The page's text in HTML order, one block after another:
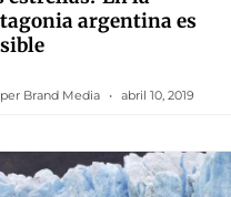
argentina es
Brand Media abril 10, 2019